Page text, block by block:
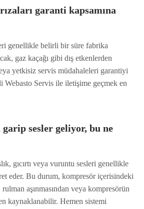
garanti kapsamına
genellikle belirli bir süre fabrika
gaz kaçağı gibi dış etkenlerden
yetkisiz servis müdahaleleri garantiyi
Webasto Servis ile iletişime geçmek en
sesler geliyor, bu ne
gıcırtı veya vuruntu sesleri genellikle
eder. Bu durum, kompresör içerisindeki
aşınmasından veya kompresörün
kaynaklanabilir. Hemen sistemi